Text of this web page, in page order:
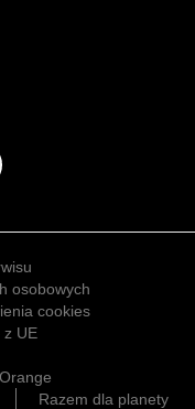
osobowych
cookies
z UE
Razem dla planety